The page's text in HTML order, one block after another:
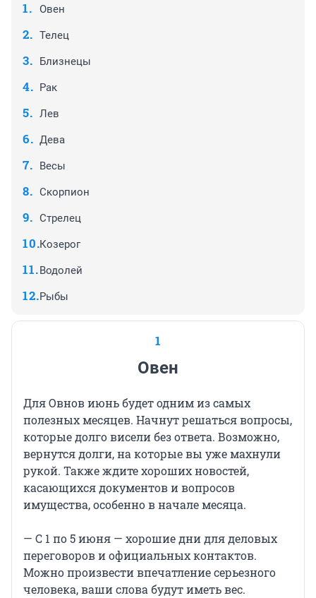
Овен
Телец
Близнецы
Рак
Лев
Дева
Весы
Скорпион
Стрелец
Козерог
Водолей
Рыбы
1
Овен
Для Овнов июнь будет одним из самых
полезных месяцев. Начнут решаться вопросы,
которые долго висели без ответа. Возможно,
вернутся долги, на которые вы уже махнули
рукой. Также ждите хороших новостей,
касающихся документов и вопросов
имущества, особенно в начале месяца.
— С 1 по 5 июня — хорошие дни для деловых
переговоров и официальных контактов.
Можно произвести впечатление серьезного
человека, ваши слова будут иметь вес.